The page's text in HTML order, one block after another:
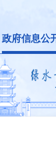
政府信息公